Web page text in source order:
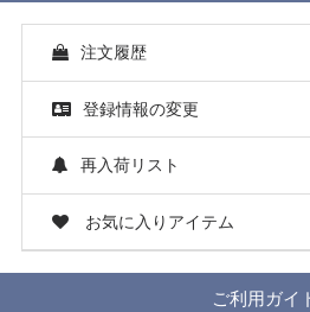
注文履歴
登録情報の変更
再入荷リスト
お気に入りアイテム
ご利用ガイ